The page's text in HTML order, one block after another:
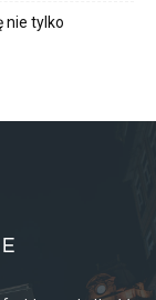
nie tylko